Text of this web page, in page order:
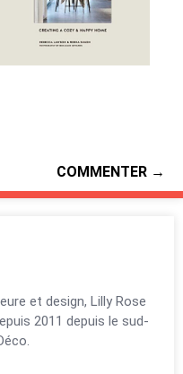
COMMENTER →
et design, Lilly Rose
2011 depuis le sud-